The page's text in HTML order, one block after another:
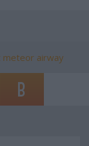
meteor airway